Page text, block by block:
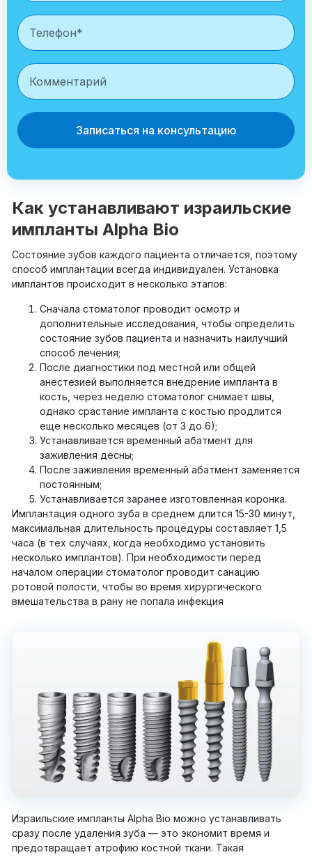
Записаться на консультацию
Как устанавливают израильские
импланты Alpha Bio
Состояние зубов каждого пациента отличается, поэтому
способ имплантации всегда индивидуален. Установка
имплантов происходит в несколько этапов:
Сначала стоматолог проводит осмотр и
дополнительные исследования, чтобы определить
состояние зубов пациента и назначить наилучший
способ лечения;
После диагностики под местной или общей
анестезией выполняется внедрение импланта в
кость, через неделю стоматолог снимает швы,
однако срастание импланта с костью продлится
еще несколько месяцев (от 3 до 6);
Устанавливается временный абатмент для
заживления десны;
После заживления временный абатмент заменяется
постоянным;
Устанавливается заранее изготовленная коронка.
Имплантация одного зуба в среднем длится 15-30 минут,
максимальная длительность процедуры составляет 1,5
часа (в тех случаях, когда необходимо установить
несколько имплантов). При необходимости перед
началом операции стоматолог проводит санацию
ротовой полости, чтобы во время хирургического
вмешательства в рану не попала инфекция
Израильские импланты Alpha Bio можно устанавливать
сразу после удаления зуба — это экономит время и
предотвращает атрофию костной ткани. Такая